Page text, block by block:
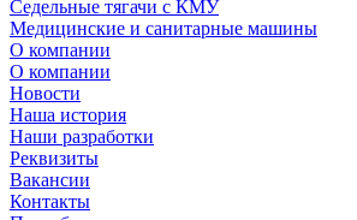
Седельные тягачи с КМУ
Медицинские и санитарные машины
О компании
О компании
Новости
Наша история
Наши разработки
Реквизиты
Вакансии
Контакты